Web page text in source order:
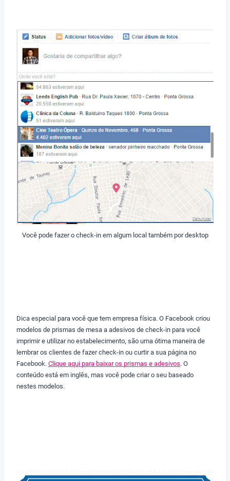
Você pode fazer o check-in em algum local também por desktop
Dica especial para você que tem empresa física. O Facebook criou
modelos de prismas de mesa a adesivos de check-in para você
imprimir e utilizar no estabelecimento, são uma ótima maneira de
lembrar os clientes de fazer check-in ou curtir a sua página no
Facebook. Clique aqui para baixar os prismas e adesivos. O
conteúdo está em inglês, mas você pode criar o seu baseado
nestes modelos.